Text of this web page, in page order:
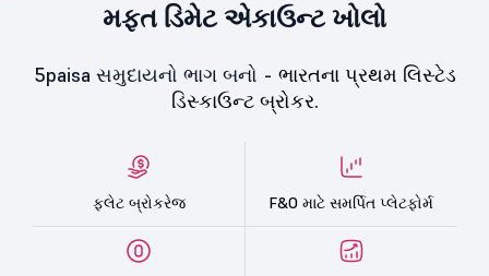
મફત ડિમેટ એકાઉન્ટ ખોલો
5paisa સમુદાયનો ભાગ બનો - ભારતના પ્રથમ લિસ્ટેડ
ડિસ્કાઉન્ટ બ્રોકર.
ફ્લેટ બ્રોકરેજ F&O માટે સમર્પિત પ્લેટફોર્મ